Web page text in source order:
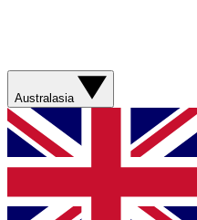
Australasia